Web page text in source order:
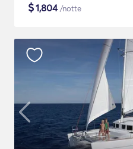
$1,804/notte